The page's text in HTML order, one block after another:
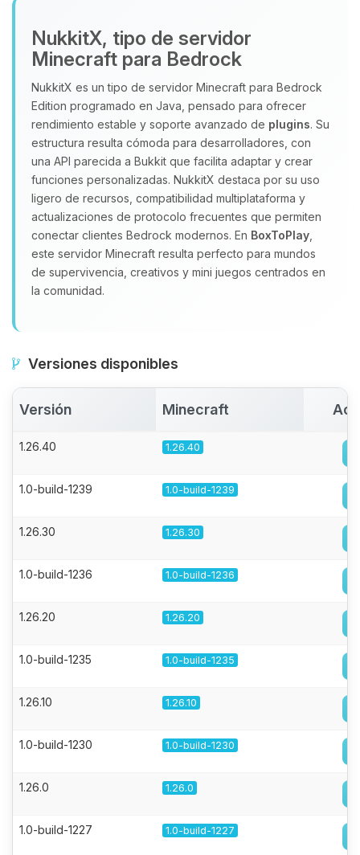
NukkitX, tipo de servidor
Minecraft para Bedrock
NukkitX es un tipo de servidor Minecraft para Bedrock
Edition programado en Java, pensado para ofrecer
rendimiento estable y soporte avanzado de plugins. Su
estructura resulta cómoda para desarrolladores, con
una API parecida a Bukkit que facilita adaptar y crear
funciones personalizadas. NukkitX destaca por su uso
ligero de recursos, compatibilidad multiplataforma y
actualizaciones de protocolo frecuentes que permiten
conectar clientes Bedrock modernos. En BoxToPlay
este servidor Minecraft resulta perfecto para mundos
de supervivencia, creativos y mini juegos centrados en
la comunidad.
Versiones disponibles
Versión Minecraft
1.26.40 1.26.40
1.0-build-1239 1.0-build-1239
1.26.30 1.26.30
1.0-build-1236 1.0-build-1236
1.26.20 1.26.20
1.0-build-1235 1.0-build-1235
1.26.10 1.26.10
1.0-build-1230 1.0-build-1230
1.26.0 1.26.0
1.0-build-1227 1.0-build-1227
Yupi, por fin alguien con quien
hablar! Soy Choupy, tu pequeno
asistente de BoxToPlay. Cuentame
que necesitas y moveré mis
pequenos circuitos para ayudarte.
10/08/2026 11:40